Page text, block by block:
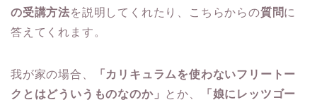
の受講方法を説明してくれたり、こちらからの質問に
答えてくれます。
我が家の場合、
「カリキュラムを使わないフリートー
クとはどういうものなのか」
とか、
「娘にレッツゴー